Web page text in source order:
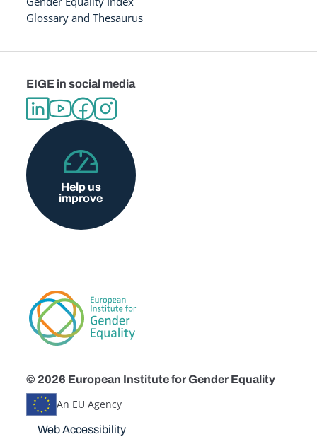
Glossary and Thesaurus
EIGE in social media
Help us
improve
© 2026 European Institute for Gender Equality
An EU Agency
Disclaimers
Web Accessibility